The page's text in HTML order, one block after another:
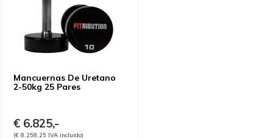
Mancuernas De Uretano
2-50kg 25 Pares
€ 6.825,-
(€ 8.258,25 IVA incluido)